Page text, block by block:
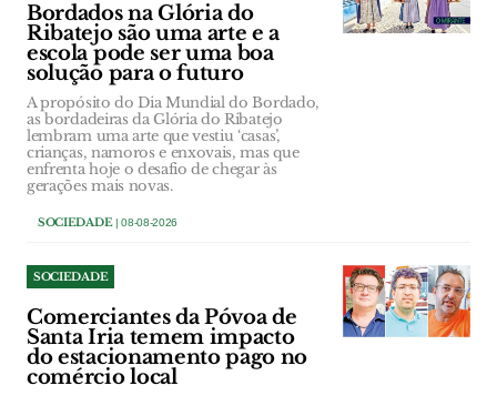
Bordados na Glória do
Ribatejo são uma arte e a
escola pode ser uma boa
solução para o futuro
A propósito do Dia Mundial do Bordado,
as bordadeiras da Glória do Ribatejo
lembram uma arte que vestiu ‘casas’,
crianças, namoros e enxovais, mas que
enfrenta hoje o desafio de chegar às
gerações mais novas.
SOCIEDADE| 08-08-2026
SOCIEDADE
Comerciantes da Póvoa de
Santa Iria temem impacto
do estacionamento pago no
comércio local